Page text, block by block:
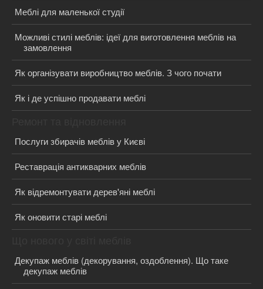
Меблі для маленької студії
Можливі стилі меблів: ідеї для виготовлення меблів на
замовлення
Як організувати виробництво меблів. З чого почати
Як і де успішно продавати меблі
Послуги збирачів меблів у Києві
Реставрація антикварних меблів
Як відремонтувати дерев'яні меблі
Як оновити старі меблі
Декупаж меблів (декорування, оздоблення). Що таке
декупаж меблів